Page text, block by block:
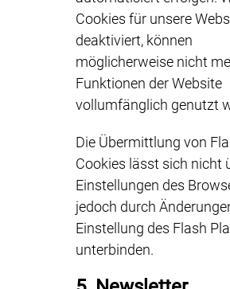
Cookies für unsere
deaktiviert, können
möglicherweise nicht
Funktionen der Website
vollumfänglich genutzt
Die Übermittlung von
Cookies lässt sich nicht
Einstellungen des
jedoch durch
Einstellung des Flash
unterbinden.